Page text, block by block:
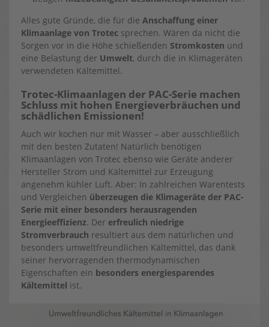
Alles gute Gründe, die für die Anschaffung einer
Klimaanlage von Trotec sprechen. Wären da nicht die
Sorgen vor in die Höhe schießenden Stromkosten und
eine Belastung der Umwelt, durch die in Klimageräten
verwendeten Kältemittel.
Trotec-Klimaanlagen der PAC-Serie machen
Schluss mit hohen Energieverbräuchen und
schädlichen Emissionen!
Auch wir kochen nur mit Wasser – aber ausschließlich
mit den besten Zutaten! Natürlich benötigen
Klimaanlagen von Trotec ebenso wie Geräte anderer
Hersteller Strom und Kältemittel zur Erzeugung
angenehm kühler Luft. Aber: In zahlreichen Warentests
und Vergleichen überzeugen die Klimageräte der PAC-
Serie mit einer besonders herausragenden
Energieeffizienz. Der erfreulich niedrige
Stromverbrauch resultiert aus dem natürlichen und
besonders umweltfreundlichen Kältemittel, das dank
seiner hervorragenden thermodynamischen
Eigenschaften ein besonders energiesparendes
Kältemittel ist.